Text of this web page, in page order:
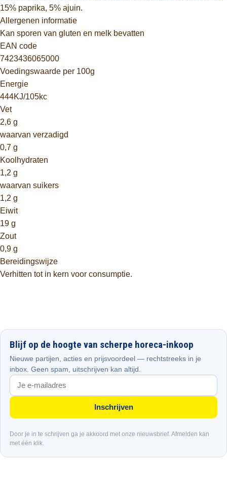
15% paprika, 5% ajuin.
Allergenen informatie
Kan sporen van gluten en melk bevatten
EAN code
7423436065000
Voedingswaarde per 100g
Energie
444KJ/105kc
Vet
2,6 g
waarvan verzadigd
0,7 g
Koolhydraten
1,2 g
waarvan suikers
1,2 g
Eiwit
19 g
Zout
0,9 g
Bereidingswijze
Verhitten tot in kern voor consumptie.
Blijf op de hoogte van scherpe horeca-inkoop
Nieuwe partijen, acties en prijsvoordeel — rechtstreeks in je
inbox. Geen spam, uitschrijven kan altijd.
Inschrijven
Door je in te schrijven ga je akkoord met onze nieuwsbrief. Afmelden kan
met één klik.